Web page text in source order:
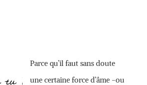
Parce qu’il faut sans doute
une certaine force d’âme -ou